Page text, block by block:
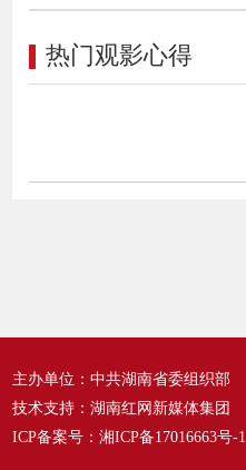
热门观影心得
主办单位：中共湖南省委组织部
技术支持：湖南红网新媒体集团
ICP备案号： 湘ICP备17016663号-1